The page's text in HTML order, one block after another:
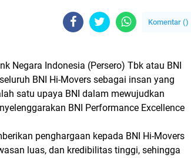
Komentar ()
Negara Indonesia (Persero) Tbk atau BNI
BNI Hi-Movers sebagai insan yang
satu upaya BNI dalam mewujudkan
BNI Performance Excellence
penghargaan kepada BNI Hi-Movers
luas, dan kredibilitas tinggi, sehingga